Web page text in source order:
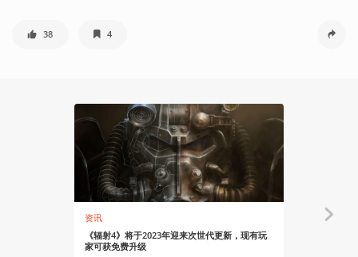
38 4
资讯
《辐射4》将于2023年迎来次世代更新，现有玩
家可获免费升级